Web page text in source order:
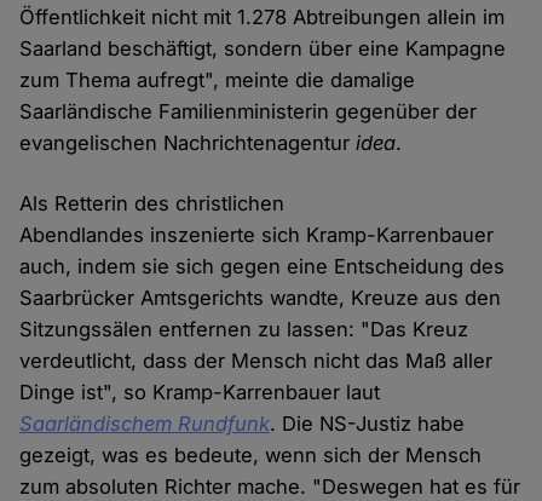
Öffentlichkeit nicht mit 1.278 Abtreibungen allein im
Saarland beschäftigt, sondern über eine Kampagne
zum Thema aufregt", meinte die damalige
Saarländische Familienministerin gegenüber der
evangelischen Nachrichtenagenturidea.
Als Retterin des christlichen
Abendlandes inszenierte sich Kramp-Karrenbauer
auch, indem sie sich gegen eine Entscheidung des
Saarbrücker Amtsgerichts wandte, Kreuze aus den
Sitzungssälen entfernen zu lassen: "Das Kreuz
verdeutlicht, dass der Mensch nicht das Maß aller
Dinge ist", so Kramp-Karrenbauer laut
Saarländischem Rundfunk. Die NS-Justiz habe
gezeigt, was es bedeute, wenn sich der Mensch
zum absoluten Richter mache. "Deswegen hat es für